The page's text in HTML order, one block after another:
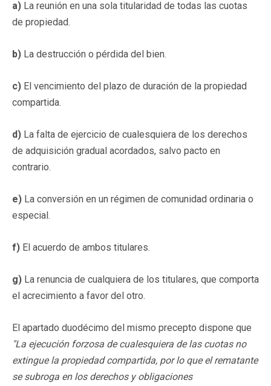
a) La reunión en una sola titularidad de todas las cuotas
de propiedad.
b) La destrucción o pérdida del bien.
c) El vencimiento del plazo de duración de la propiedad
compartida.
d) La falta de ejercicio de cualesquiera de los derechos
de adquisición gradual acordados, salvo pacto en
contrario.
e) La conversión en un régimen de comunidad ordinaria o
especial.
f) El acuerdo de ambos titulares.
g) La renuncia de cualquiera de los titulares, que comporta
el acrecimiento a favor del otro.
El apartado duodécimo del mismo precepto dispone que
"La ejecución forzosa de cualesquiera de las cuotas no
extingue la propiedad compartida, por lo que el rematante
se subroga en los derechos y obligaciones